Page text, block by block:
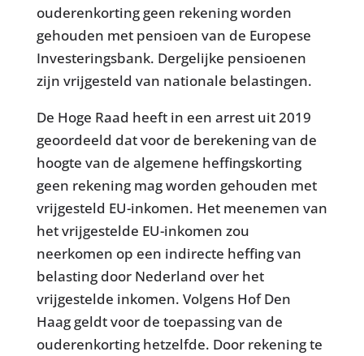
ouderenkorting geen rekening worden
gehouden met pensioen van de Europese
Investeringsbank. Dergelijke pensioenen
zijn vrijgesteld van nationale belastingen.
De Hoge Raad heeft in een arrest uit 2019
geoordeeld dat voor de berekening van de
hoogte van de algemene heffingskorting
geen rekening mag worden gehouden met
vrijgesteld EU-inkomen. Het meenemen van
het vrijgestelde EU-inkomen zou
neerkomen op een indirecte heffing van
belasting door Nederland over het
vrijgestelde inkomen. Volgens Hof Den
Haag geldt voor de toepassing van de
ouderenkorting hetzelfde. Door rekening te